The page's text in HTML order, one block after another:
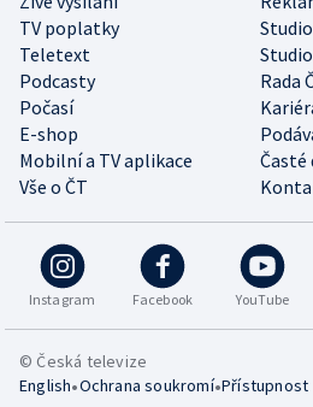
TV poplatky
Teletext
Podcasty
Rada
Počasí
E-shop
Mobilní a TV aplikace
Časté
Vše o ČT
Instagram Facebook YouTube
© Česká televize
English•Ochrana soukromí•Přístupnost